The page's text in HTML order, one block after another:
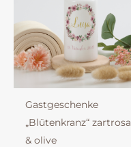
Gastgeschenke
„Blütenkranz“ zartrosa
& olive